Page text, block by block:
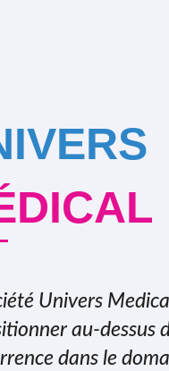
Univers
au-dessus
dans le